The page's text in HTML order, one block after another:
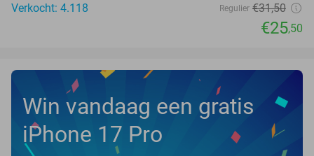
Verkocht: 4.118
Regulier €31,50
€25,50
Win vandaag een gratis
iPhone 17 Pro